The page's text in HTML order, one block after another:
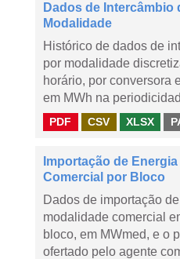
Dados de Intercâmbio
Modalidade
Histórico de dados de
por modalidade
horário, por conversora
em MWh na
PDF CSV XLSX
Importação de
Comercial por Bloco
Dados de importação
modalidade comercial
bloco, em MWmed, e o
ofertado pelo agente